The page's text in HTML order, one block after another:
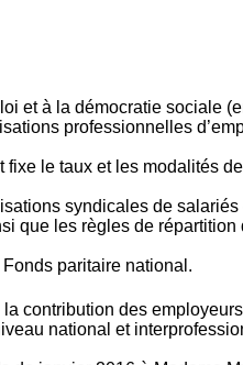
et à la démocratie sociale
professionnelles
le taux et les modalités
syndicales de
que les règles de répartition
paritaire national.
contribution des
national et